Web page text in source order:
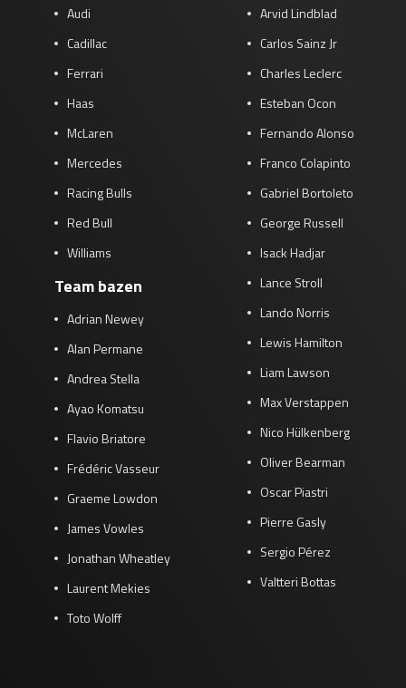
Audi
Cadillac
Ferrari
Haas
McLaren
Mercedes
Racing Bulls
Red Bull
Williams
Team bazen
Adrian Newey
Alan Permane
Andrea Stella
Ayao Komatsu
Flavio Briatore
Frédéric Vasseur
Graeme Lowdon
James Vowles
Jonathan Wheatley
Laurent Mekies
Toto Wolff
Arvid Lindblad
Carlos Sainz Jr
Charles Leclerc
Esteban Ocon
Fernando Alonso
Franco Colapinto
Gabriel Bortoleto
George Russell
Isack Hadjar
Lance Stroll
Lando Norris
Lewis Hamilton
Liam Lawson
Max Verstappen
Nico Hülkenberg
Oliver Bearman
Oscar Piastri
Pierre Gasly
Sergio Pérez
Valtteri Bottas